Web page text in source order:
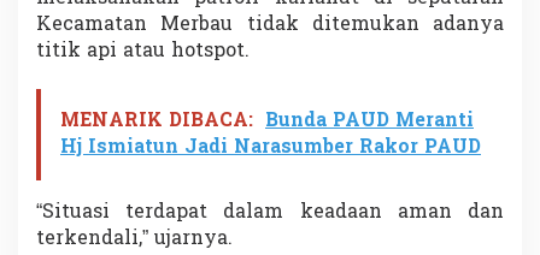
Kecamatan Merbau tidak ditemukan adanya
titik api atau hotspot.
MENARIK DIBACA: Bunda PAUD Meranti
Hj Ismiatun Jadi Narasumber Rakor PAUD
“Situasi terdapat dalam keadaan aman dan
terkendali,” ujarnya.